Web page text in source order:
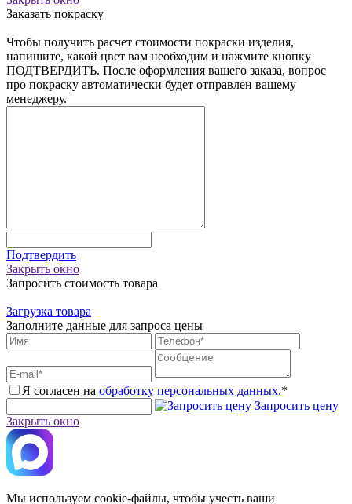
Заказать покраску
Чтобы получить расчет стоимости покраски изделия,
напишите, какой цвет вам необходим и нажмите кнопку
ПОДТВЕРДИТЬ. После оформления вашего заказа, вопрос
про покраску автоматически будет отправлен вашему
менеджеру.
Подтвердить
Закрыть окно
Запросить стоимость товара
Загрузка товара
Заполните данные для запроса цены
Я согласен на обработку персональных данных.*
Запросить цену
Закрыть окно
Мы используем cookie-файлы, чтобы учесть ваши